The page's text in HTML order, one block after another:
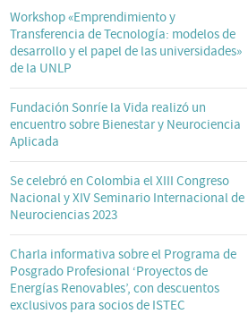
Workshop «Emprendimiento y
Transferencia de Tecnología: modelos de
desarrollo y el papel de las universidades»
de la UNLP
Fundación Sonríe la Vida realizó un
encuentro sobre Bienestar y Neurociencia
Aplicada
Se celebró en Colombia el XIII Congreso
Nacional y XIV Seminario Internacional de
Neurociencias 2023
Charla informativa sobre el Programa de
Posgrado Profesional ‘Proyectos de
Energías Renovables’, con descuentos
exclusivos para socios de ISTEC